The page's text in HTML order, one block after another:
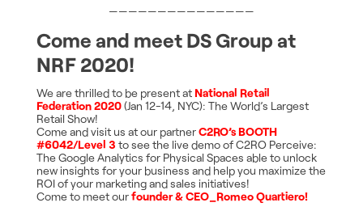
———————————————
Come and meet DS Group at
NRF 2020!
We are thrilled to be present at National Retail
Federation2020(Jan 12-14, NYC): The World’s Largest
Retail Show!
Come and visit us at our partnerC2RO’s BOOTH
#6042/Level 3 to see the live demo of C2RO Perceive:
The Google Analytics for Physical Spaces able to unlock
new insights for your business and help you maximize the
ROI of your marketing and sales initiatives!
Come to meet ourfounder & CEO_Romeo Quartiero!